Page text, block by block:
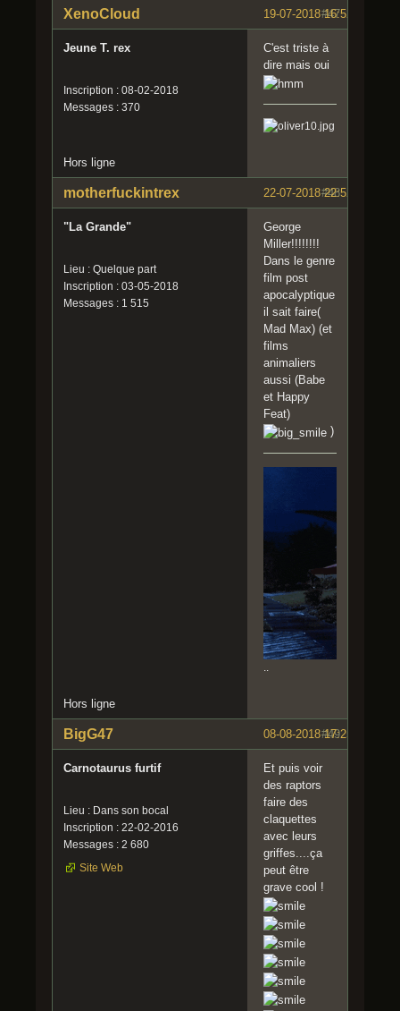
#47
19-07-2018 16:52:56
XenoCloud
Jeune T. rex
Inscription : 08-02-2018
Messages : 370
C'est triste à
dire mais oui
Hors ligne
#48
22-07-2018 22:52:22
motherfuckintrex
"La Grande"
Lieu : Quelque part
Inscription : 03-05-2018
Messages : 1 515
George
Miller!!!!!!!!
Dans le genre
film post
apocalyptique
il sait faire(
Mad Max) (et
films
animaliers
aussi (Babe
et Happy
Feat)
)
Hors ligne
#49
08-08-2018 17:25:55
BigG47
Carnotaurus furtif
Lieu : Dans son bocal
Inscription : 22-02-2016
Messages : 2 680
Site Web
Et puis voir
des raptors
faire des
claquettes
avec leurs
griffes....ça
peut être
grave cool !